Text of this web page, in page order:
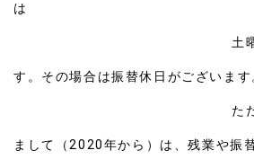
は
土曜日の出社
す。その場合は振替休日がございます
ただし、ここ
まして（2020年から）は、残業や振